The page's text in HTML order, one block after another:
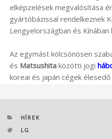
elképzelések megvalósítása
gyártóbázissal rendelkeznek
Lengyelországban és Kínában
Az egymást kölcsönösen
és Matsushita közötti jogi
koreai és japán cégek
KATEGÓRIÁK
HÍREK
CÍMKÉK
LG